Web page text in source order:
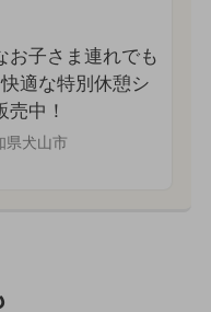
お子さま連れでも
適な特別休憩シ
売中！
県犬山市